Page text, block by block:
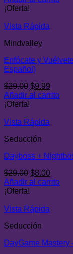
$28.00.
¡Oferta!
Vista Rápida
Mindvalley
Enfócate y
Español)
$29.00 El
precio
$29.00.
$9.99
precio
Añadir al carrito
¡Oferta!
Vista Rápida
Seducción
Dayboss +
$29.00 El
precio
$29.00.
$8.00El
precio
Añadir al carrito
¡Oferta!
Vista Rápida
Seducción
DayGame